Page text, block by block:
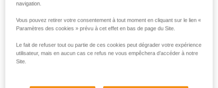
Qui porte les cordes dans un groupe en ski
navigation.
Vous pouvez retirer votre consentement à tout moment en cliquant sur le lien «
Paramètres des cookies » prévu à cet effet en bas de page du Site.
Le fait de refuser tout ou partie de ces cookies peut dégrader votre expérience
utilisateur, mais en aucun cas ce refus ne vous empêchera d’accéder à notre
Site.